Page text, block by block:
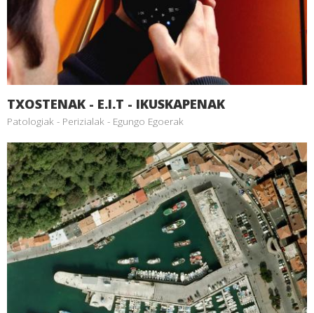
TXOSTENAK - E.I.T - IKUSKAPENAK
Patologiak - Perizialak - Egungo Egoerak